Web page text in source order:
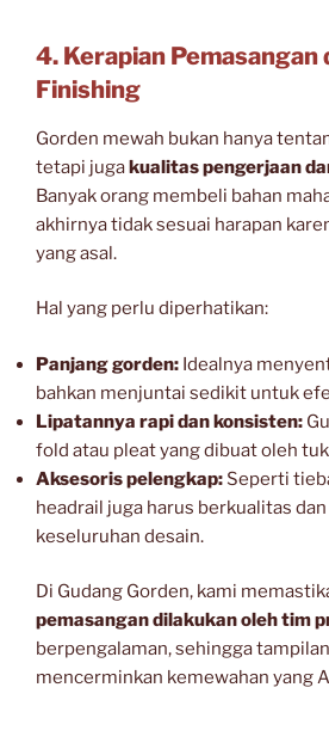
4. Kerapian Pemasangan
Finishing
Gorden mewah bukan hanya
tetapi jugakualitas pengerjaan
Banyak orang membeli bahan
akhirnya tidak sesuai harapan
yang asal.
Hal yang perlu diperhatikan:
Panjang gorden: Idealnya
bahkan menjuntai sedikit untuk
Lipatannya rapi dan konsisten:
fold atau pleat yang dibuat oleh
Aksesoris pelengkap: Seperti
headrail juga harus berkualitas
keseluruhan desain.
Di Gudang Gorden, kami
pemasangan dilakukan oleh tim
berpengalaman, sehingga
mencerminkan kemewahan yang